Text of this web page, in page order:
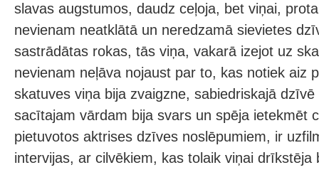
slavas augstumos, daudz ceļoja, bet viņai,
nevienam neatklātā un neredzamā sievietes
sastrādātas rokas, tās viņa, vakarā izejot uz
nevienam neļāva nojaust par to, kas notiek aiz
skatuves viņa bija zvaigzne, sabiedriskajā
sacītajam vārdam bija svars un spēja ietekmēt
pietuvotos aktrises dzīves noslēpumiem, ir
intervijas, ar cilvēkiem, kas tolaik viņai drīkstēja